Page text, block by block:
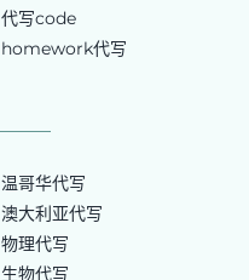
代写code
homework代写
温哥华代写
澳大利亚代写
物理代写
生物代写